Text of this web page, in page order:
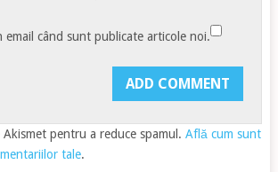
email când sunt publicate articole noi.
pentru a reduce spamul. Află cum sunt
tale.